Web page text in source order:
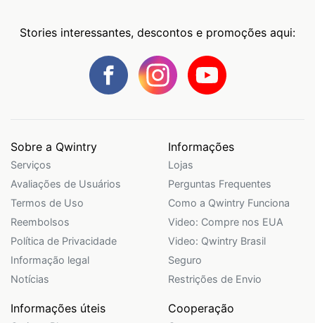
Stories interessantes, descontos e promoções aqui:
Sobre a Qwintry
Serviços
Avaliações de Usuários
Termos de Uso
Reembolsos
Política de Privacidade
Informação legal
Notícias
Informações
Lojas
Perguntas Frequentes
Como a Qwintry Funciona
Video: Compre nos EUA
Video: Qwintry Brasil
Seguro
Restrições de Envio
Informações úteis Cooperação